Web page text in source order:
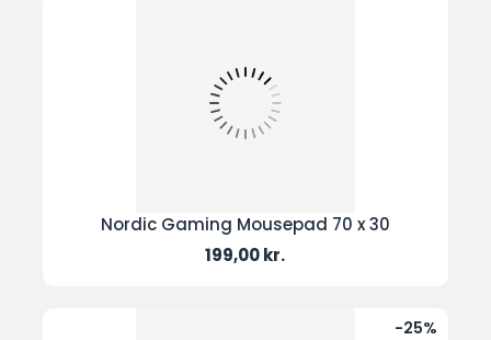
Nordic Gaming Mousepad 70 x 30
Pris
199,00 kr.
-25%